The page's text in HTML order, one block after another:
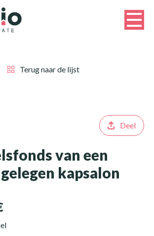
Terug naar de lijst
Deel
van een
kapsalon